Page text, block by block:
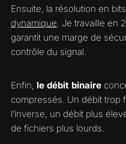
Ensuite, la résolution en
dynamique. Je travaille en
garantit une marge de
contrôle du signal.
Enfin, le débit binaire
compressés. Un débit trop
l’inverse, un débit plus
de fichiers plus lourds.